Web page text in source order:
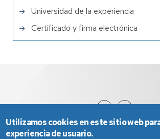
Universidad de la experiencia
Certificado y firma electrónica
Utilizamos cookies en este sitio web
experiencia de usuario.